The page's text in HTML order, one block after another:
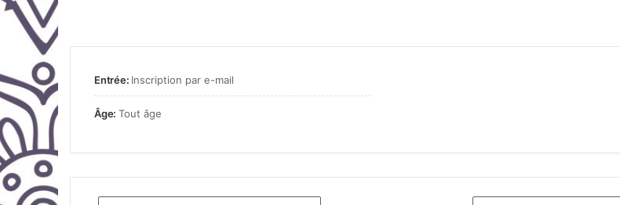
Entrée: Inscription par e-mail
Âge: Tout âge